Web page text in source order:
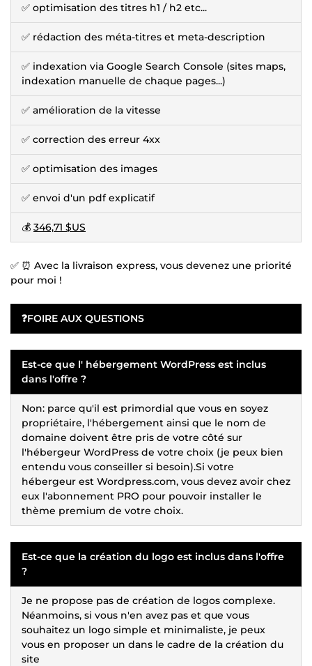
✅ optimisation des titres h1 / h2 etc...
✅ rédaction des méta-titres et meta-description
✅ indexation via Google Search Console (sites maps,
indexation manuelle de chaque pages...)
✅ amélioration de la vitesse
✅ correction des erreur 4xx
✅ optimisation des images
✅ envoi d'un pdf explicatif
💰 346,71 $US
✅ ⏰ Avec la livraison express, vous devenez une priorité
pour moi !
❓FOIRE AUX QUESTIONS
Est-ce que l' hébergement WordPress est inclus
dans l'offre ?
Non: parce qu'il est primordial que vous en soyez
propriétaire, l'hébergement ainsi que le nom de
domaine doivent être pris de votre côté sur
l'hébergeur WordPress de votre choix (je peux bien
entendu vous conseiller si besoin).Si votre
hébergeur est Wordpress.com, vous devez avoir chez
eux l'abonnement PRO pour pouvoir installer le
thème premium de votre choix.
Est-ce que la création du logo est inclus dans l'offre
?
Je ne propose pas de création de logos complexe.
Néanmoins, si vous n'en avez pas et que vous
souhaitez un logo simple et minimaliste, je peux
vous en proposer un dans le cadre de la création du
site